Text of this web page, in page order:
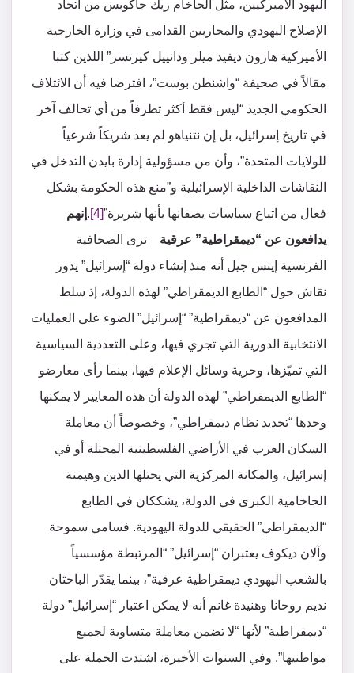
اليهود الأميركيين، مثل الحاخام ريك جاكوبس من اتحاد
الإصلاح اليهودي والمحاربين القدامى في وزارة الخارجية
الأميركية هارون ديفيد ميلر ودانييل كيرتسر” اللذين كتبا
مقالاً في صحيفة “واشنطن بوست”، افترضا فيه أن الائتلاف
الحكومي الجديد “ليس فقط أكثر تطرفاً من أي تحالف آخر
في تاريخ إسرائيل، بل إن نتنياهو لم يعد شريكاً شرعياً
للولايات المتحدة”، وأن من مسؤولية إدارة بايدن التدخل في
النقاشات الداخلية الإسرائيلية و”منع هذه الحكومة بشكل
فعال من اتباع سياسات يصفانها بأنها شريرة”[4]
. إنهم
يدافعون عن “ديمقراطية” عرقية ترى الصحافية
الفرنسية إينس جيل أنه منذ إنشاء دولة “إسرائيل” يدور
نقاش حول “الطابع الديمقراطي” لهذه الدولة، إذ سلط
المدافعون عن “ديمقراطية” “إسرائيل” الضوء على العمليات
الانتخابية الدورية التي تجري فيها، وعلى التعددية السياسية
التي تميّزها، وحرية وسائل الإعلام فيها، بينما رأى معارضو
“الطابع الديمقراطي” لهذه الدولة أن هذه المعايير لا يمكنها
وحدها “تحديد نظام ديمقراطي”، وخصوصاً أن معاملة
السكان العرب في الأراضي الفلسطينية المحتلة أو في
إسرائيل، والمكانة المركزية التي يحتلها الدين وهيمنة
الحاخامية الكبرى في الدولة، يشككان في الطابع
“الديمقراطي” الحقيقي للدولة اليهودية. فسامي سموحة
وآلان ديكوف يعتبران “إسرائيل” “المرتبطة مؤسسياً
بالشعب اليهودي ديمقراطية عرقية”، بينما يقدّر الباحثان
نديم روحانا وهنيدة غانم أنه لا يمكن اعتبار “إسرائيل” دولة
“ديمقراطية” لأنها “لا تضمن معاملة متساوية لجميع
مواطنيها”. وفي السنوات الأخيرة، اشتدت الحملة على